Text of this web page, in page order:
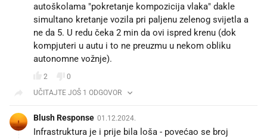
autoškolama "pokretanje kompozicija vlaka" dakle
simultano kretanje vozila pri paljenu zelenog svijetla a
ne da 5. U redu čeka 2 min da ovi ispred krenu (dok
kompjuteri u autu i to ne preuzmu u nekom obliku
autonomne vožnje).
2
0
UČITAJTE JOŠ 1 ODGOVOR
Blush Response 01.12.2024.
Infrastruktura je i prije bila loša - povećao se broj